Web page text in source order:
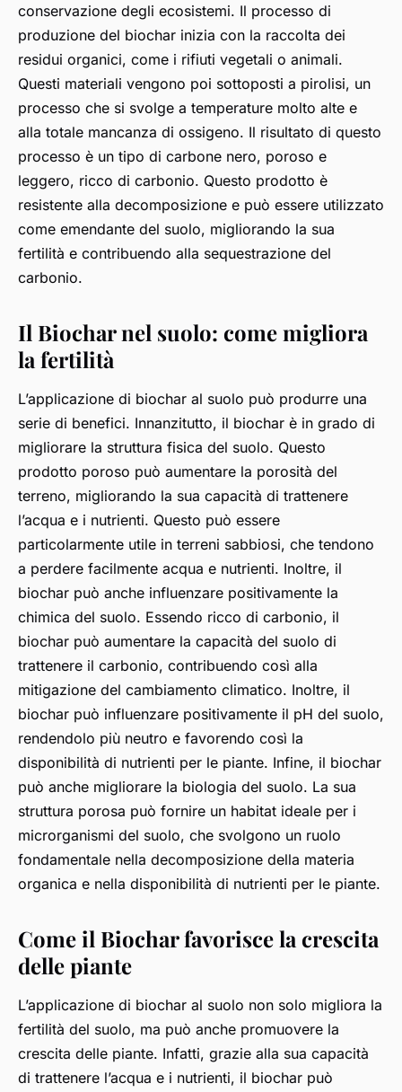
conservazione degli ecosistemi. Il processo di
produzione del biochar inizia con la raccolta dei
residui organici, come i rifiuti vegetali o animali.
Questi materiali vengono poi sottoposti a pirolisi, un
processo che si svolge a temperature molto alte e
alla totale mancanza di ossigeno. Il risultato di questo
processo è un tipo di carbone nero, poroso e
leggero, ricco di carbonio. Questo prodotto è
resistente alla decomposizione e può essere utilizzato
come emendante del suolo, migliorando la sua
fertilità e contribuendo alla sequestrazione del
carbonio.
Il Biochar nel suolo: come migliora
la fertilità
L’applicazione di biochar al suolo può produrre una
serie di benefici. Innanzitutto, il biochar è in grado di
migliorare la struttura fisica del suolo. Questo
prodotto poroso può aumentare la porosità del
terreno, migliorando la sua capacità di trattenere
l’acqua e i nutrienti. Questo può essere
particolarmente utile in terreni sabbiosi, che tendono
a perdere facilmente acqua e nutrienti. Inoltre, il
biochar può anche influenzare positivamente la
chimica del suolo. Essendo ricco di carbonio, il
biochar può aumentare la capacità del suolo di
trattenere il carbonio, contribuendo così alla
mitigazione del cambiamento climatico. Inoltre, il
biochar può influenzare positivamente il pH del suolo,
rendendolo più neutro e favorendo così la
disponibilità di nutrienti per le piante. Infine, il biochar
può anche migliorare la biologia del suolo. La sua
struttura porosa può fornire un habitat ideale per i
microrganismi del suolo, che svolgono un ruolo
fondamentale nella decomposizione della materia
organica e nella disponibilità di nutrienti per le piante.
Come il Biochar favorisce la crescita
delle piante
L’applicazione di biochar al suolo non solo migliora la
fertilità del suolo, ma può anche promuovere la
crescita delle piante. Infatti, grazie alla sua capacità
di trattenere l’acqua e i nutrienti, il biochar può